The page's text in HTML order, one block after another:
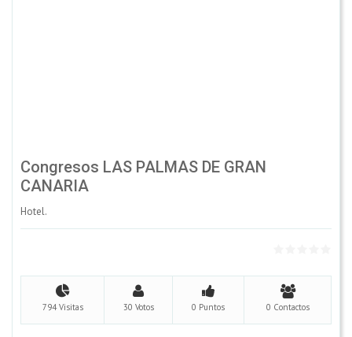
Congresos LAS PALMAS DE GRAN
CANARIA
Hotel.
794 Visitas 30 Votos 0 Puntos 0 Contactos